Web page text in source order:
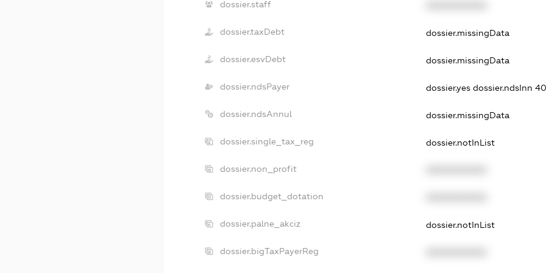
dossier.staff
dossier.taxDebt dossier.missingData
dossier.esvDebt dossier.missingData
dossier.ndsPayer dossier.yes dossier.ndsInn
dossier.ndsAnnul dossier.missingData
dossier.single_tax_reg dossier.notInList
dossier.non_profit
dossier.budget_dotation
dossier.palne_akciz dossier.notInList
dossier.bigTaxPayerReg